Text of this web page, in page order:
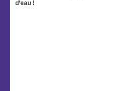
d’eau !